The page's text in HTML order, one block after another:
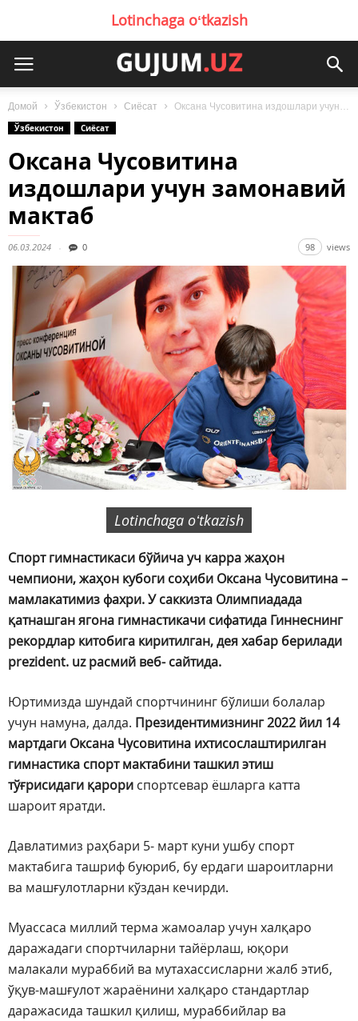
Lotinchaga oʻtkazish
Домой Ўзбекистон Сиёсат
Оксана Чусовитина издошлари учун замонавий мактаб
Ўзбекистон
Сиёсат
Оксана Чусовитина
издошлари учун замонавий
мактаб
06.03.2024 0 98 views
Lotinchaga oʻtkazish
Спорт гимнастикаси бўйича уч карра жаҳон
чемпиони, жаҳон кубоги соҳиби Оксана Чусовитина –
мамлакатимиз фахри. У саккизта Олимпиадада
қатнашган ягона гимнастикачи сифатида Гиннеснинг
рекордлар китобига киритилган, дея хабар берилади
prezident. uz расмий веб- сайтида.
Юртимизда шундай спортчининг бўлиши болалар
учун намуна, далда. Президентимизнинг 2022 йил 14
мартдаги Оксана Чусовитина ихтисослаштирилган
гимнастика спорт мактабини ташкил этиш
тўғрисидаги қарори спортсевар ёшларга катта
шароит яратди.
Давлатимиз раҳбари 5- март куни ушбу спорт
мактабига ташриф буюриб, бу ердаги шароитларни
ва машғулотларни кўздан кечирди.
Муассаса миллий терма жамоалар учун халқаро
даражадаги спортчиларни тайёрлаш, юқори
малакали мураббий ва мутахассисларни жалб этиб,
ўқув-машғулот жараёнини халқаро стандартлар
даражасида ташкил қилиш, мураббийлар ва